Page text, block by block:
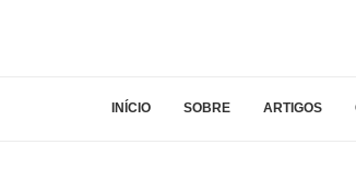
INÍCIO SOBRE ARTIGOS